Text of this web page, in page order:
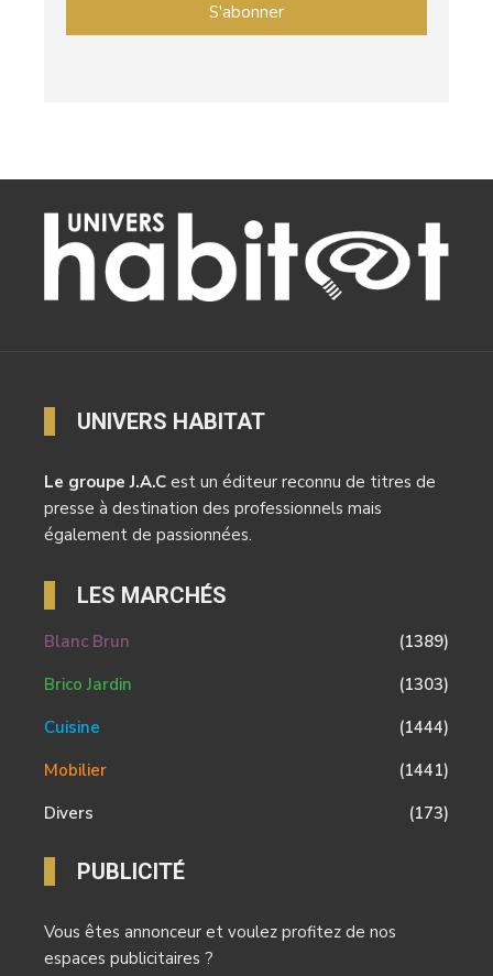
UNIVERS HABITAT
Le groupe J.A.C est un éditeur reconnu de titres de
presse à destination des professionnels mais
également de passionnées.
LES MARCHÉS
Blanc Brun
(1389)
Brico Jardin
(1303)
Cuisine
(1444)
Mobilier
(1441)
Divers
(173)
PUBLICITÉ
Vous êtes annonceur et voulez profitez de nos
espaces publicitaires ?